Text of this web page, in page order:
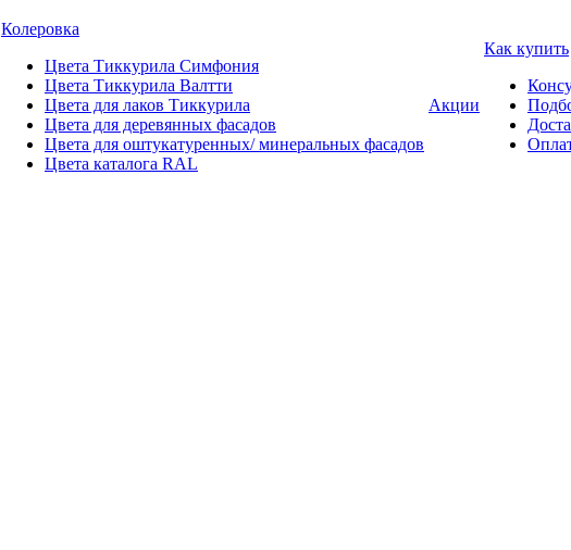
Колеровка
Цвета Тиккурила Симфония
Цвета Тиккурила Валтти
Цвета для лаков Тиккурила
Цвета для деревянных фасадов
Цвета для оштукатуренных/ минеральных фасадов
Цвета каталога RAL
Акции
Как купить